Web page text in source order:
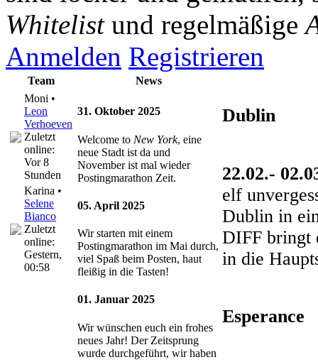
Whitelistund regelmäßige
Anmelden Registrieren
Team
News
Moni •
Leon
Verhoeven
Zuletzt
online:
Vor 8
Stunden
Karina •
Selene
Bianco
Zuletzt
online:
Gestern,
00:58
31. Oktober 2025
Welcome to New York, eine
neue Stadt ist da und
November ist mal wieder
Postingmarathon Zeit.
05. April 2025
Wir starten mit einem
Postingmarathon im Mai durch,
viel Spaß beim Posten, haut
fleißig in die Tasten!
01. Januar 2025
Wir wünschen euch ein frohes
neues Jahr! Der Zeitsprung
wurde durchgeführt, wir haben
Dublin
22.02.-
elf
Dublin in
DIFF bringt
in die
Esperance